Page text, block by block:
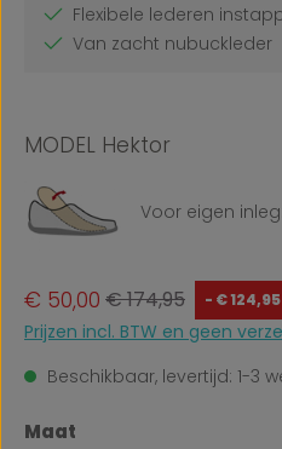
Flexibele lederen
Van zacht nubuckleder
MODEL Hektor
Voor eigen
Verkoopprijs:
€ 50,00 Normale prijs:
€ 174,95 - € 124,95
Prijzen incl. BTW en geen
Beschikbaar, levertijd: 1-3
Selecteer
Maat